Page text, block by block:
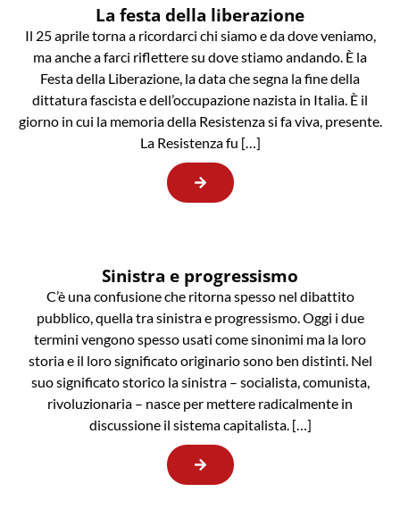
La festa della liberazione
Il 25 aprile torna a ricordarci chi siamo e da dove veniamo,
ma anche a farci riflettere su dove stiamo andando. È la
Festa della Liberazione, la data che segna la fine della
dittatura fascista e dell’occupazione nazista in Italia. È il
giorno in cui la memoria della Resistenza si fa viva, presente.
La Resistenza fu […]
Sinistra e progressismo
C’è una confusione che ritorna spesso nel dibattito
pubblico, quella tra sinistra e progressismo. Oggi i due
termini vengono spesso usati come sinonimi ma la loro
storia e il loro significato originario sono ben distinti. Nel
suo significato storico la sinistra – socialista, comunista,
rivoluzionaria – nasce per mettere radicalmente in
discussione il sistema capitalista. […]